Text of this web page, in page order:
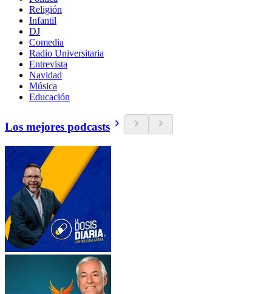
Religión
Infantil
DJ
Comedia
Radio Universitaria
Entrevista
Navidad
Música
Educación
Los mejores podcasts